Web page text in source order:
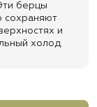
берцы
сохраняют
и
холод.